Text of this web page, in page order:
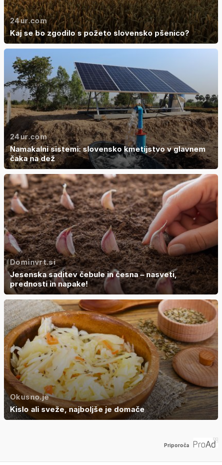
24ur.com
Kaj se bo zgodilo s požeto slovensko pšenico?
24ur.com
Namakalni sistemi: slovensko kmetijstvo v glavnem
čaka na dež
Dominvrt.si
Jesenska saditev čebule in česna – nasveti,
prednosti in napake!
Okusno.je
Kislo ali sveže, najboljše je domače
Priporoča